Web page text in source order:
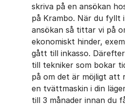
skriva på en ansökan
på Krambo. När du fyllt
ansökan så tittar vi på
ekonomiskt hinder,
gått till inkasso.
till tekniker som bokar
på om det är möjligt att
en tvättmaskin i din
till 3 månader innan du